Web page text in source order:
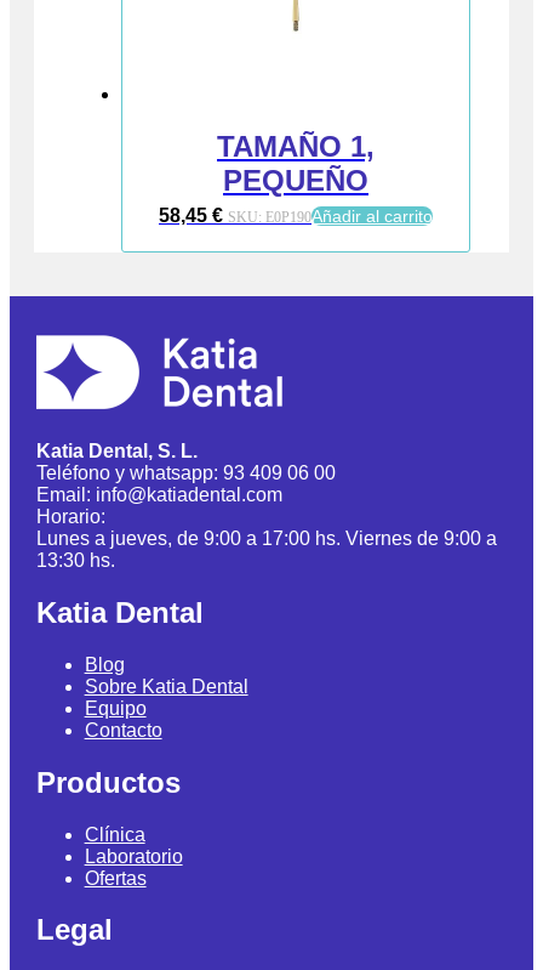
TAMAÑO 1,
PEQUEÑO
58,45 € SKU: E0P190Añadir al carrito
Katia Dental, S. L.
Teléfono y whatsapp: 93 409 06 00
Email: info@katiadental.com
Horario:
Lunes a jueves, de 9:00 a 17:00 hs. Viernes de 9:00 a
13:30 hs.
Katia Dental
Blog
Sobre Katia Dental
Equipo
Contacto
Productos
Clínica
Laboratorio
Ofertas
Legal